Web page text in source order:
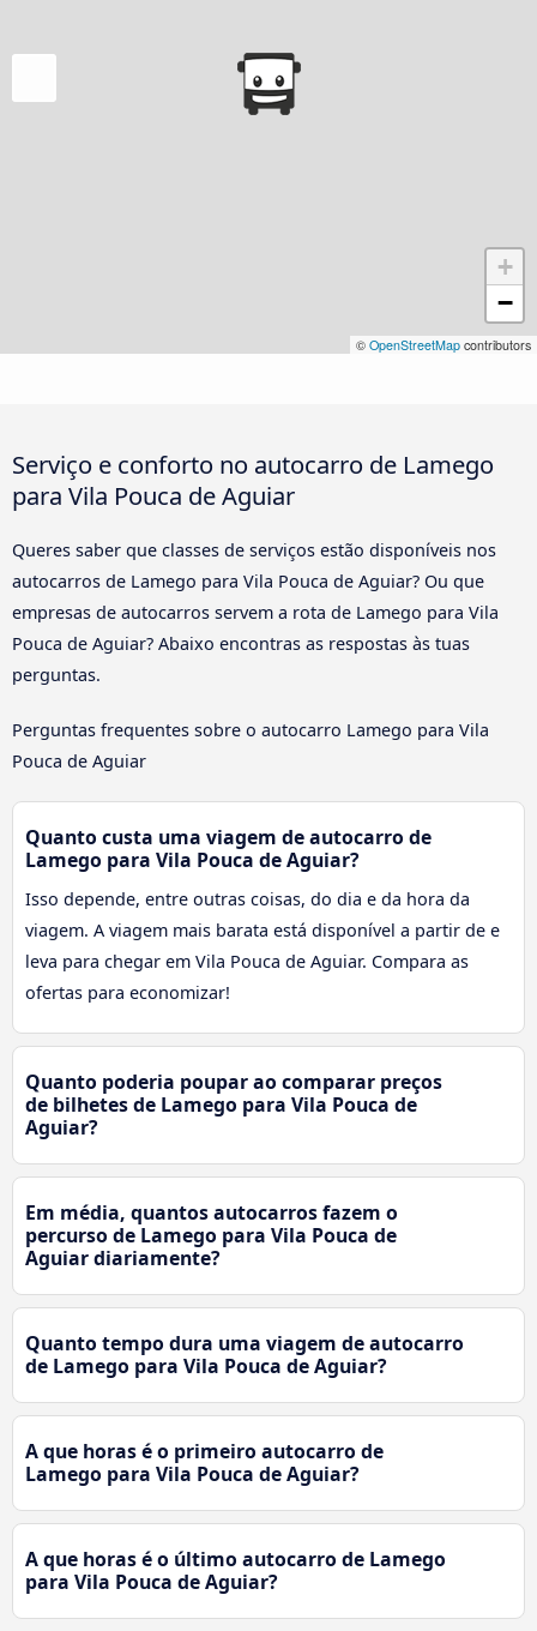
+
−
© OpenStreetMap contributors
Serviço e conforto no autocarro de Lamego
para Vila Pouca de Aguiar
Queres saber que classes de serviços estão disponíveis nos
autocarros de Lamego para Vila Pouca de Aguiar? Ou que
empresas de autocarros servem a rota de Lamego para Vila
Pouca de Aguiar? Abaixo encontras as respostas às tuas
perguntas.
Perguntas frequentes sobre o autocarro Lamego para Vila
Pouca de Aguiar
Quanto custa uma viagem de autocarro de
Lamego para Vila Pouca de Aguiar?
Isso depende, entre outras coisas, do dia e da hora da
viagem. A viagem mais barata está disponível a partir de e
leva para chegar em Vila Pouca de Aguiar. Compara as
ofertas para economizar!
Quanto poderia poupar ao comparar preços
de bilhetes de Lamego para Vila Pouca de
Aguiar?
Em média, quantos autocarros fazem o
percurso de Lamego para Vila Pouca de
Aguiar diariamente?
Quanto tempo dura uma viagem de autocarro
de Lamego para Vila Pouca de Aguiar?
A que horas é o primeiro autocarro de
Lamego para Vila Pouca de Aguiar?
A que horas é o último autocarro de Lamego
para Vila Pouca de Aguiar?